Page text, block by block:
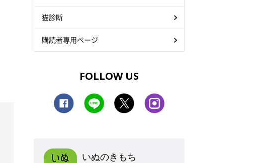
猫診断
購読者専用ページ
FOLLOW US
いぬのきもち